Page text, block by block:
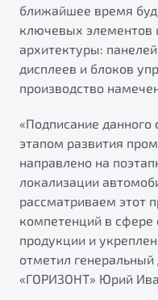
Универсальный
от 2 499 990 ₽*
Запись на сервис
Калькулятор ТО
Клиентская
ближайшее время
ключевых элементов
архитектуры:
дисплеев и блоков
производство
«Подписание
этапом развития
направлено на
локализации
рассматриваем этот
компетенций в сфере
продукции и
отметил генеральный
«ГОРИЗОНТ» Юрий